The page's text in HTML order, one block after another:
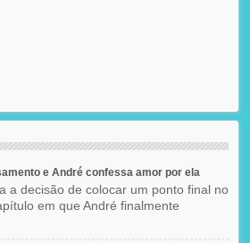
e André confessa amor por ela
a decisão de colocar um ponto final no
em que André finalmente